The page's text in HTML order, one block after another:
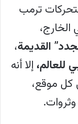
ترمب
القديمة،
للعالم، إلا أنه
موقع،